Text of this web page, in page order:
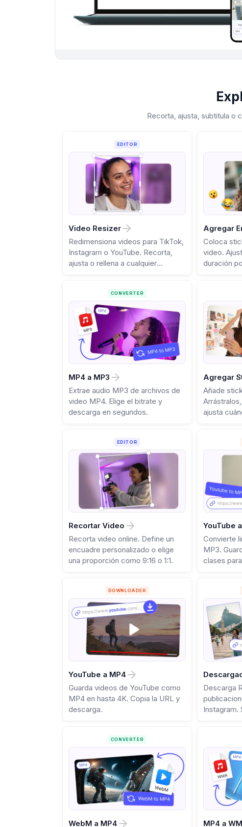
Recorta, ajusta, subtitula o
EDITOR
Video Resizer
Redimensiona videos para TikTok,
Instagram o YouTube. Recorta,
ajusta o rellena a cualquier
Agregar
Coloca
video.
duración
CONVERTER
MP4 a MP3
Extrae audio MP3 de archivos de
video MP4. Elige el bitrate y
descarga en segundos.
Agregar
Añade
ajusta
EDITOR
Recortar Video
Recorta video online. Define un
encuadre personalizado o elige
una proporción como 9:16 o 1:1.
YouTube
Convierte
MP3.
clases
DOWNLOADER
YouTube a MP4
Guarda videos de YouTube como
MP4 en hasta 4K. Copia la URL y
descarga.
Descarga
Instagram.
CONVERTER
WebM a MP4 MP4 a